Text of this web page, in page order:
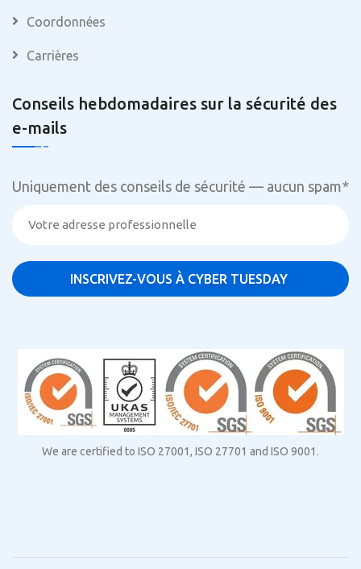
Coordonnées
Carrières
Conseils hebdomadaires sur la sécurité des
e-mails
Uniquement des conseils de sécurité — aucun spam*
We are certified to ISO 27001, ISO 27701 and ISO 9001.